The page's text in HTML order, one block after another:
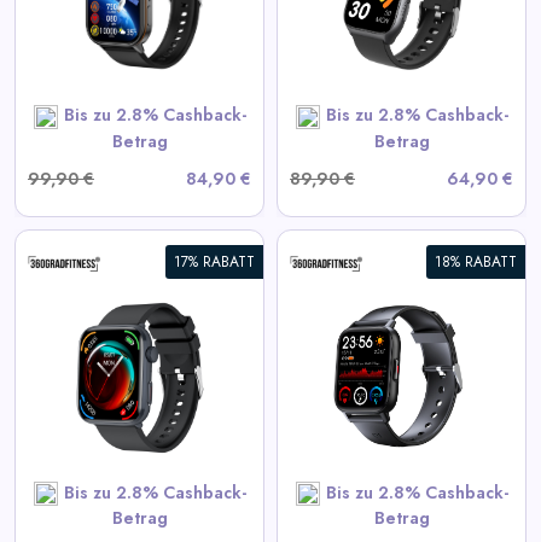
Bis zu 2.8% Cashback-
Betrag
99,90 €
84,90 €
Bis zu 2.8% Cashback-
Betrag
89,90 €
64,90 €
View All 360GradFitness
Deals
SHOP NOW
17% RABATT
Bis zu 2.8% Cashback-
Betrag
18% RABATT
Bis zu 2.8% Cashback-
Betrag
360° FITSmartWatch PRO3
View All 360GradFitness
Deals
SHOP NOW